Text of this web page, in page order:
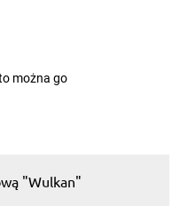
można go
"Wulkan"